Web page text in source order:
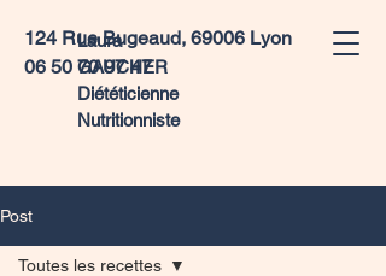
Laura
GAUCHER
Diététicienne
Nutritionniste
124 Rue Bugeaud, 69006 Lyon
06 50 70 97 47
Post
Toutes les recettes